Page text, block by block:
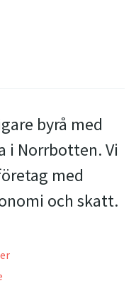
byrå med
i Norrbotten. Vi
med
och skatt.